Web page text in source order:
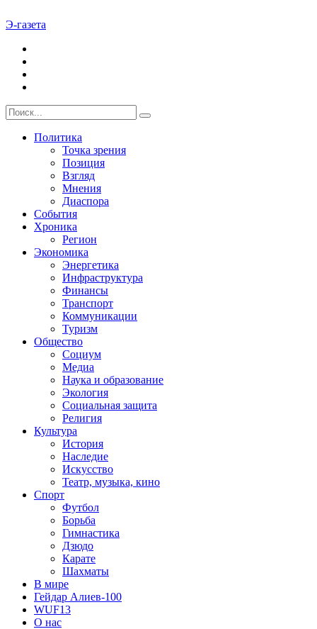
Э-газета
Политика
Точка зрения
Позиция
Взгляд
Мнения
Диаспора
События
Хроника
Регион
Экономика
Энергетика
Инфраструктура
Финансы
Транспорт
Коммуникации
Туризм
Общество
Социум
Медиа
Наука и образование
Экология
Социальная защита
Религия
Культура
История
Наследие
Искусство
Театр, музыка, кино
Спорт
Футбол
Борьба
Гимнастика
Дзюдо
Карате
Шахматы
В мире
Гейдар Алиев-100
WUF13
О нас